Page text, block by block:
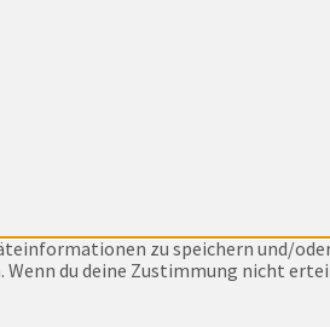
zu speichern und/
du deine Zustimmung nicht